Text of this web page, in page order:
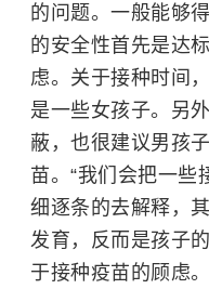
的问题。一般能够
的安全性首先是达
虑。关于接种时间
是一些女孩子。另
蔽，也很建议男孩
苗。“我们会把一些
细逐条的去解释，
发育，反而是孩子
于接种疫苗的顾虑